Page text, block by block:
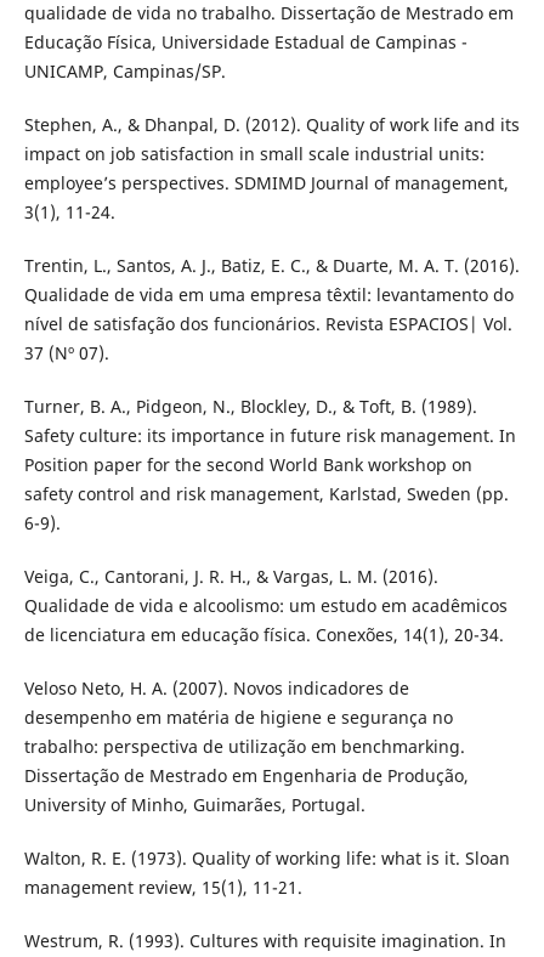
qualidade de vida no trabalho. Dissertação de Mestrado em
Educação Física, Universidade Estadual de Campinas -
UNICAMP, Campinas/SP.
Stephen, A., & Dhanpal, D. (2012). Quality of work life and its
impact on job satisfaction in small scale industrial units:
employee’s perspectives. SDMIMD Journal of management,
3(1), 11-24.
Trentin, L., Santos, A. J., Batiz, E. C., & Duarte, M. A. T. (2016).
Qualidade de vida em uma empresa têxtil: levantamento do
nível de satisfação dos funcionários. Revista ESPACIOS| Vol.
37 (Nº 07).
Turner, B. A., Pidgeon, N., Blockley, D., & Toft, B. (1989).
Safety culture: its importance in future risk management. In
Position paper for the second World Bank workshop on
safety control and risk management, Karlstad, Sweden (pp.
6-9).
Veiga, C., Cantorani, J. R. H., & Vargas, L. M. (2016).
Qualidade de vida e alcoolismo: um estudo em acadêmicos
de licenciatura em educação física. Conexões, 14(1), 20-34.
Veloso Neto, H. A. (2007). Novos indicadores de
desempenho em matéria de higiene e segurança no
trabalho: perspectiva de utilização em benchmarking.
Dissertação de Mestrado em Engenharia de Produção,
University of Minho, Guimarães, Portugal.
Walton, R. E. (1973). Quality of working life: what is it. Sloan
management review, 15(1), 11-21.
Westrum, R. (1993). Cultures with requisite imagination. In